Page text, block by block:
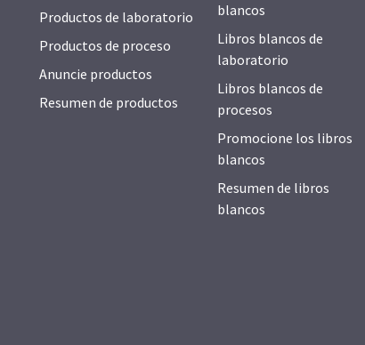
Productos de laboratorio
Productos de proceso
Anuncie productos
Resumen de productos
blancos
Libros blancos de
laboratorio
Libros blancos de
procesos
Promocione los libros
blancos
Resumen de libros
blancos